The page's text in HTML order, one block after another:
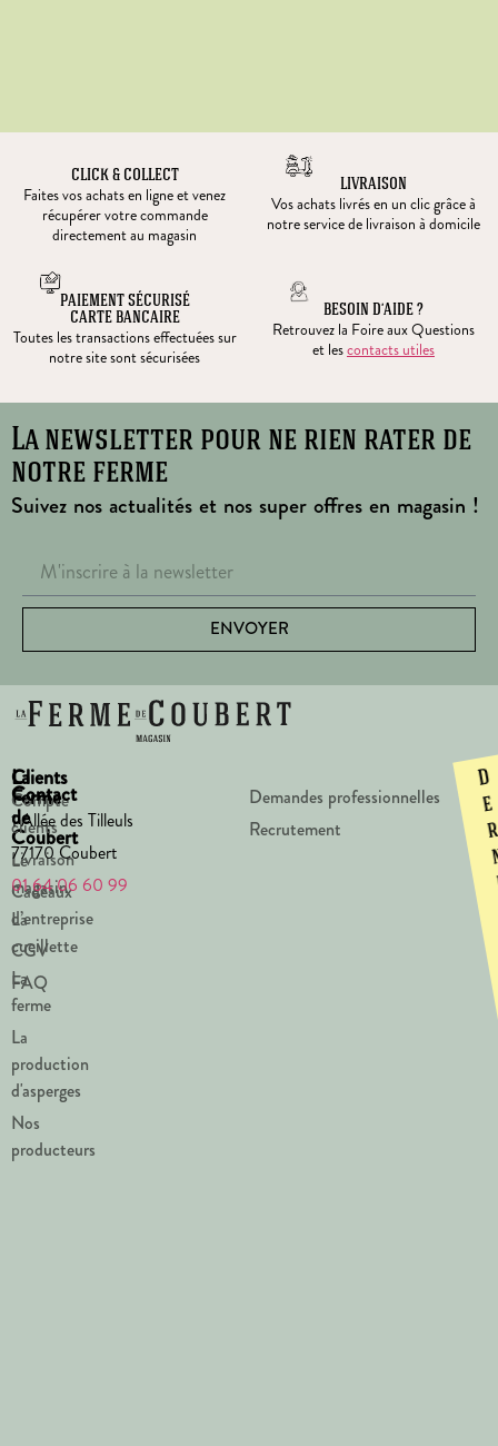
CLICK & COLLECT
Faites vos achats en ligne et venez
récupérer votre commande
directement au magasin
LIVRAISON
Vos achats livrés en un clic grâce à
notre service de livraison à domicile
PAIEMENT SÉCURISÉ
CARTE BANCAIRE
Toutes les transactions effectuées sur
notre site sont sécurisées
BESOIN D’AIDE ?
Retrouvez la Foire aux Questions
et lescontacts utiles
La newsletter pour ne rien rater de
notre ferme
Suivez nos actualités et nos super offres en magasin !
ENVOYER
La
Ferme
de
Coubert
Le
magasin
La
cueillette
La
ferme
La
production
d'asperges
Nos
producteurs
Clients
Compte
clients
Livraison
Cadeaux
d’entreprise
CGV
FAQ
Contact
1 Allée des Tilleuls
77170 Coubert
01 64 06 60 99
Demandes professionnelles
Recrutement
D
e